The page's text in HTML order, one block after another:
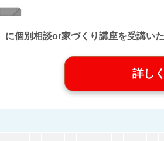
に個別相談or家づくり講座を受講い
詳し